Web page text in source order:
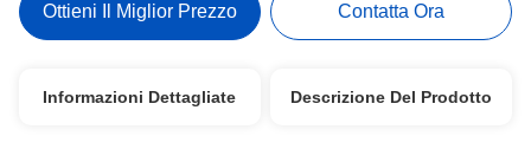
Ottieni Il Miglior Prezzo Contatta Ora
Informazioni Dettagliate Descrizione Del Prodotto